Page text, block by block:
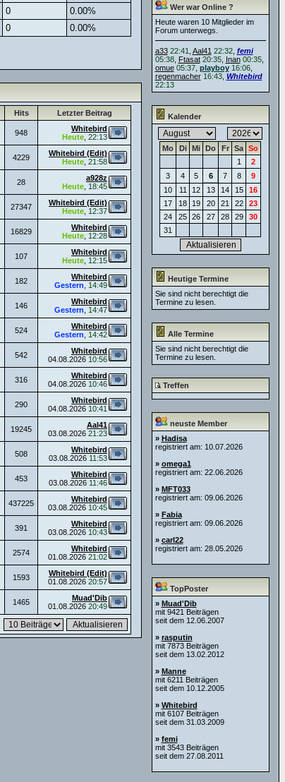
0
0.00%
0 0.00%
Hits
Letzter Beitrag
948
Whitebird
Heute 22:13
4229
Whitebird (Edit)
Heute 21:58
28
a928z
Heute 18:45
27347
Whitebird (Edit)
Heute 12:37
16829
Whitebird
Heute 12:28
107
Whitebird
Heute 12:15
182
Whitebird
Gestern
14:49
146
Whitebird
Gestern
14:47
524
Whitebird
Gestern
14:42
542
Whitebird
04.08.2026 10:56
316
Whitebird
04.08.2026 10:46
290
Whitebird
04.08.2026 10:41
19245
Aal41
03.08.2026 21:23
508
Whitebird
03.08.2026 11:53
453
Whitebird
03.08.2026 11:46
437225
Whitebird
03.08.2026 10:45
391
Whitebird
03.08.2026 10:43
2574
Whitebird
01.08.2026 21:02
1593
Whitebird (Edit)
01.08.2026 20:57
1465
Muad'Dib
01.08.2026 20:49
Wer war Online ?
Heute waren 10 Mitglieder im
Forum unterwegs.
a33 22:41 Aal41 22:32, femi
05:38, Ftasat 20:35, Inan 00:35,
omue 05:37, playboy 16:06,
regenmacher 16:43, Whitebird
22:13
Kalender
Mo Di Mi Do Fr Sa So
1
2
3
4 5 6 7 8
9
10
11 12 13 14 15
16
17
18 19 20 21 22
23
24
25 26 27 28 29
30
31
Heutige Termine
Sie sind nicht berechtigt die
Termine zu lesen.
Alle Termine
Sie sind nicht berechtigt die
Termine zu lesen.
Treffen
neuste Member
» Hadisa
registriert am: 10.07.2026
» omega1
registriert am: 22.06.2026
» MFT033
registriert am: 09.06.2026
» Fabia
registriert am: 09.06.2026
» carl22
registriert am: 28.05.2026
TopPoster
» Muad'Dib
mit 9421 Beiträgen
seit dem 12.06.2007
» rasputin
mit 7873 Beiträgen
seit dem 13.02.2012
» Manne
mit 6211 Beiträgen
seit dem 10.12.2005
» Whitebird
mit 6107 Beiträgen
seit dem 31.03.2009
» femi
mit 3543 Beiträgen
seit dem 27.08.2011